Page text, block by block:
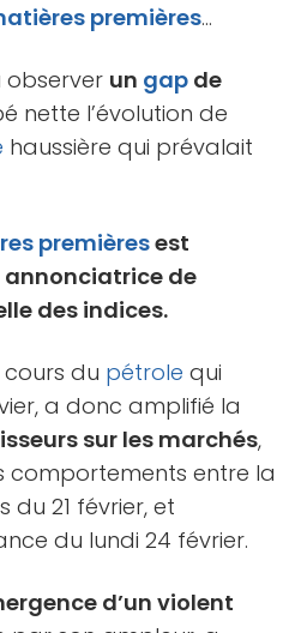
premières…
observer un gap de
nette l’évolution de
haussière qui prévalait
premièresest
de
des indices.
cours du pétrole qui
a donc amplifié la
sur les marchés,
comportements entre la
21 février, et
du lundi 24 février.
d’un violent